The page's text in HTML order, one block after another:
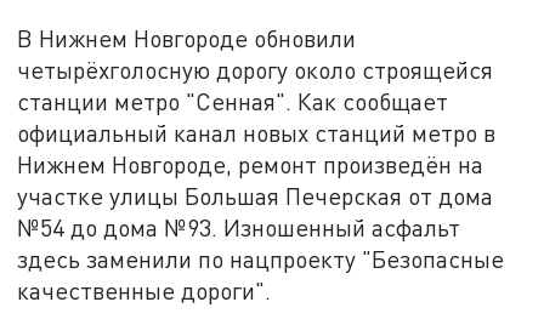
В Нижнем Новгороде обновили
четырёхголосную дорогу около строящейся
станции метро "Сенная". Как сообщает
официальный канал новых станций метро в
Нижнем Новгороде, ремонт произведён на
участке улицы Большая Печерская от дома
№54 до дома №93. Изношенный асфальт
здесь заменили по нацпроекту "Безопасные
качественные дороги".